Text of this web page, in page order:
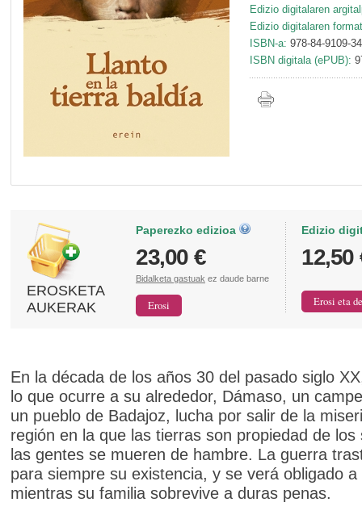
Edizio digitalaren
Edizio digitalaren
ISBN-a: 978-84-9109-
ISBN digitala (ePUB):
EROSKETA
AUKERAK
Paperezko edizioa
23,00 €
Bidalketa gastuak ez daude barne
Edizio
12,50
En la década de los años 30 del pasado siglo
lo que ocurre a su alrededor, Dámaso, un
un pueblo de Badajoz, lucha por salir de la
región en la que las tierras son propiedad de los
las gentes se mueren de hambre. La guerra
para siempre su existencia, y se verá obligado a
mientras su familia sobrevive a duras penas.